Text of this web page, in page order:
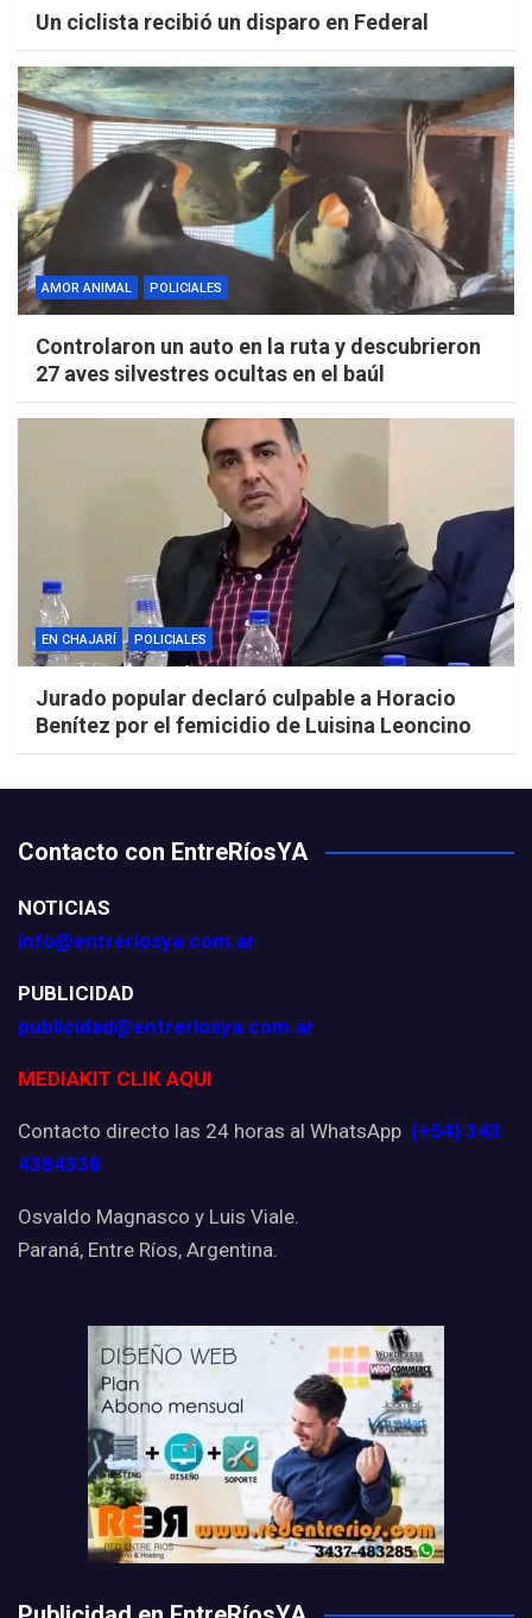
Un ciclista recibió un disparo en Federal
AMOR ANIMAL POLICIALES
Controlaron un auto en la ruta y descubrieron
27 aves silvestres ocultas en el baúl
EN CHAJARÍ POLICIALES
Jurado popular declaró culpable a Horacio
Benítez por el femicidio de Luisina Leoncino
Contacto con EntreRíosYA
NOTICIAS
info@entreriosya.com.ar
PUBLICIDAD
publicidad@entreriosya.com.ar
MEDIAKIT CLIK AQUI
Contacto directo las 24 horas al WhatsApp (+54) 343
4384338
Osvaldo Magnasco y Luis Viale.
Paraná, Entre Ríos, Argentina.